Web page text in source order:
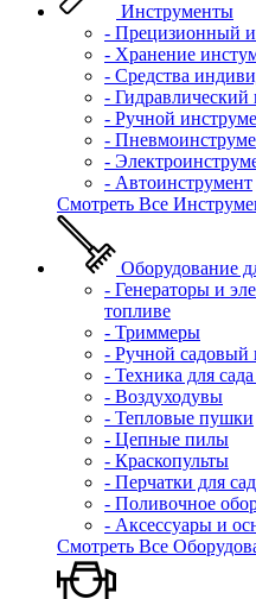
Инструменты
- Прецизионный
- Хранение
- Средства
- Гидравлический
- Ручной
-
-
- Автоинструмент
Смотреть Все
Оборудование
- Генераторы и
топливе
- Триммеры
- Ручной садовый
- Техника для
- Воздуходувы
- Тепловые пушки
- Цепные пилы
- Краскопульты
- Перчатки для
- Поливочное
- Аксессуары и
Смотреть Все